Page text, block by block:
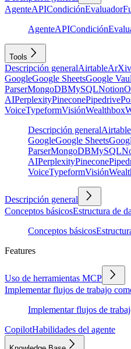
AgenteAPICondiciónEvaluador
AgenteAPICondición
Tools
Descripción generalAirtableArXiv
GoogleGoogle SheetsGoogle
ParserMongoDBMySQLNotion
AIPerplexityPineconePipedrive
VoiceTypeformVisiónWealthbox
Descripción generalAirtable
GoogleGoogle Sheets
ParserMongoDBMySQL
AIPerplexityPinecone
VoiceTypeformVisión
Descripción general
Conceptos básicosEstructura de
Conceptos básicos
Features
Uso de herramientas MCP
Implementar flujos de trabajo
Implementar flujos de
CopilotHabilidades del agente